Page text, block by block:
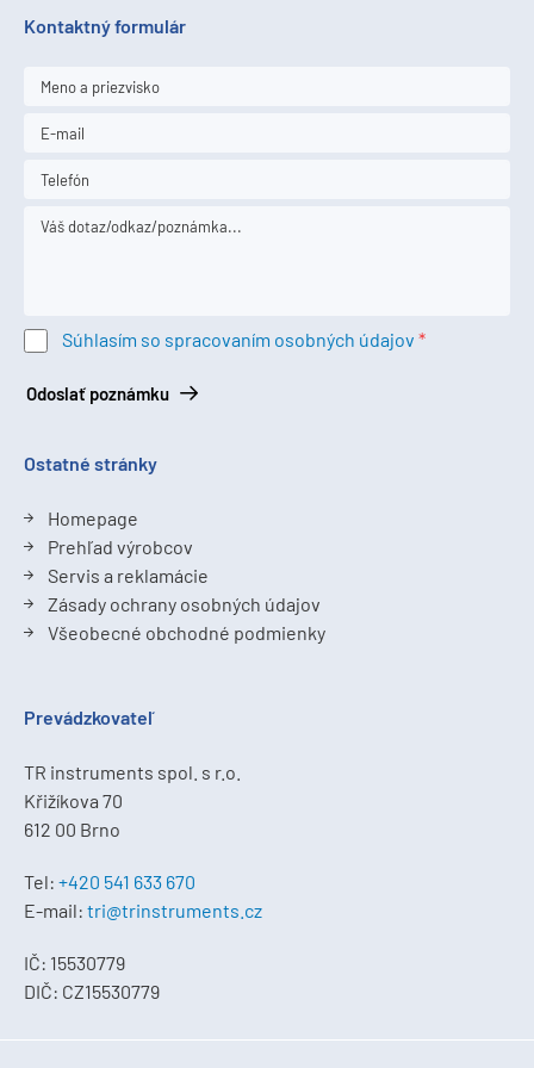
Kontaktný formulár
Súhlasím so spracovaním osobných údajov
Odoslať poznámku
Ostatné stránky
Homepage
Prehľad výrobcov
Servis a reklamácie
Zásady ochrany osobných údajov
Všeobecné obchodné podmienky
Prevádzkovateľ
TR instruments spol. s r.o.
Křižíkova 70
612 00 Brno
Tel: +420 541 633 670
E-mail: tri@trinstruments.cz
IČ: 15530779
DIČ: CZ15530779